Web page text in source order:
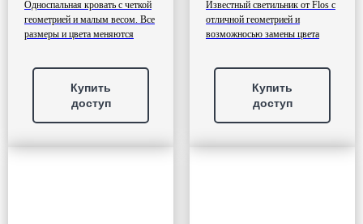
Односпальная кровать с четкой
геометрией и малым весом. Все
размеры и цвета меняются
Купить
доступ
Известный светильник от Flos с
отличной геометрией и
возможносью замены цвета
Купить
доступ